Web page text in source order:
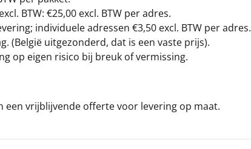
excl. BTW: €25,00 excl. BTW per adres.
individuele adressen €3,50 excl. BTW per adres.
(België uitgezonderd, dat is een vaste prijs).
op eigen risico bij breuk of vermissing.
een vrijblijvende offerte voor levering op maat.